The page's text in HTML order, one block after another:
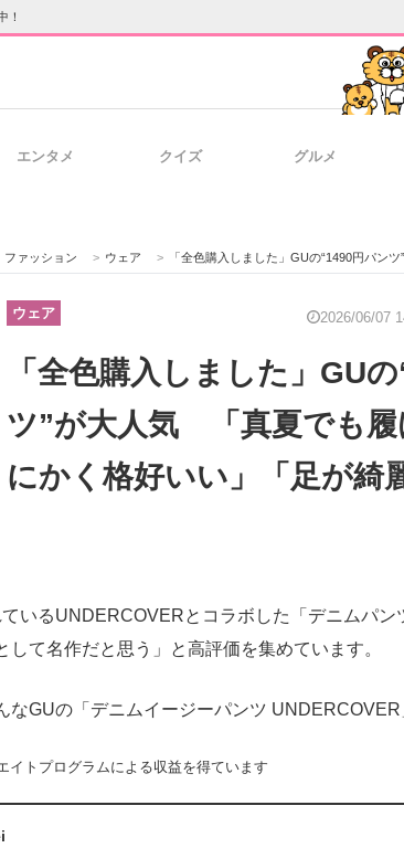
！
のヒント
企業向けIT製品の総合サイト
ットの話題
エンタメ クイズ グルメ
ファッション > ウェア > 「全色購入しました」GUの“1490円パンツ”が大人気 「真夏
ウェア 2026/06/07
「全色購入しました」GU
ツ”が大人気 「真夏でも履
にかく格好いい」「足が綺
いるUNDERCOVERとコラボした「デニムパン
して名作だと思う」と高評価を集めています。
GUの「デニムイージーパンツ UNDERCOVER
イトプログラムによる収益を得ています